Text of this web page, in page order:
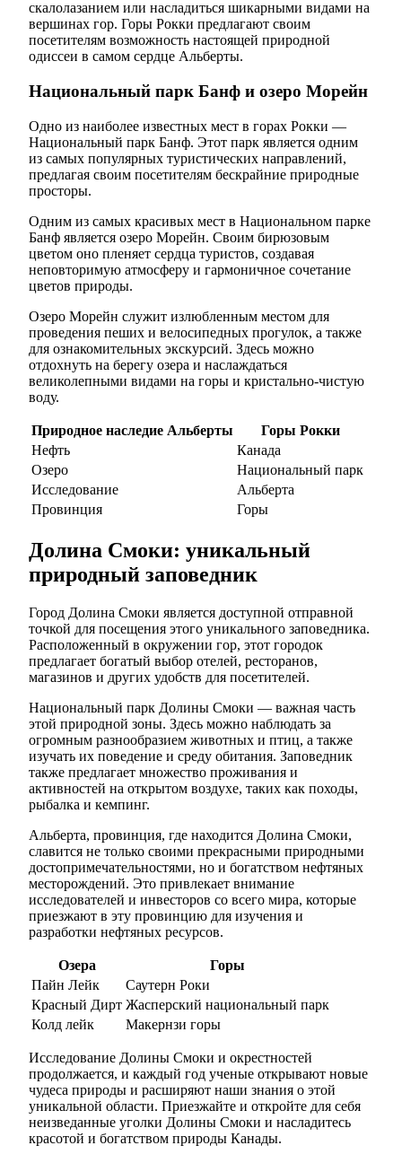
скалолазанием или насладиться шикарными видами на
вершинах гор. Горы Рокки предлагают своим
посетителям возможность настоящей природной
одиссеи в самом сердце Альберты.
Национальный парк Банф и озеро Морейн
Одно из наиболее известных мест в горах Рокки —
Национальный парк Банф. Этот парк является одним
из самых популярных туристических направлений,
предлагая своим посетителям бескрайние природные
просторы.
Одним из самых красивых мест в Национальном парке
Банф является озеро Морейн. Своим бирюзовым
цветом оно пленяет сердца туристов, создавая
неповторимую атмосферу и гармоничное сочетание
цветов природы.
Озеро Морейн служит излюбленным местом для
проведения пеших и велосипедных прогулок, а также
для ознакомительных экскурсий. Здесь можно
отдохнуть на берегу озера и наслаждаться
великолепными видами на горы и кристально-чистую
воду.
Природное наследие Альберты
Горы Рокки
Нефть
Канада
Озеро
Национальный парк
Исследование
Альберта
Провинция
Горы
Долина Смоки: уникальный
природный заповедник
Город Долина Смоки является доступной отправной
точкой для посещения этого уникального заповедника.
Расположенный в окружении гор, этот городок
предлагает богатый выбор отелей, ресторанов,
магазинов и других удобств для посетителей.
Национальный парк Долины Смоки — важная часть
этой природной зоны. Здесь можно наблюдать за
огромным разнообразием животных и птиц, а также
изучать их поведение и среду обитания. Заповедник
также предлагает множество проживания и
активностей на открытом воздухе, таких как походы,
рыбалка и кемпинг.
Альберта, провинция, где находится Долина Смоки,
славится не только своими прекрасными природными
достопримечательностями, но и богатством нефтяных
месторождений. Это привлекает внимание
исследователей и инвесторов со всего мира, которые
приезжают в эту провинцию для изучения и
разработки нефтяных ресурсов.
Озера
Горы
Пайн Лейк
Саутерн Роки
Красный Дирт Жасперский национальный парк
Колд лейк
Макернзи горы
Исследование Долины Смоки и окрестностей
продолжается, и каждый год ученые открывают новые
чудеса природы и расширяют наши знания о этой
уникальной области. Приезжайте и откройте для себя
неизведанные уголки Долины Смоки и насладитесь
красотой и богатством природы Канады.